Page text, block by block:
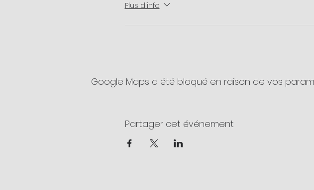
Plus d'info
Google Maps a été bloqué en raison de vos
Partager cet événement